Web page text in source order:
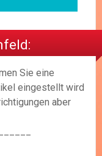
Sie eine
eingestellt wird
aber